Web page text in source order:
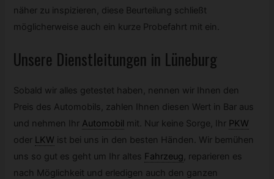
näher zu inspizieren, diese Beurteilung schließt
möglicherweise auch ein kurze Probefahrt mit ein.
Unsere Dienstleitungen in Lüneburg
Sobald wir alles getestet haben, nennen wir Ihnen den
Preis des Automobils, zahlen Ihnen diesen Wert in Bar aus
und nehmen Ihr Automobil mit. Nur keine Sorge, Ihr PKW
oder LKW ist bei uns in den besten Händen. Wir bemühen
uns so gut es geht um Ihr altes Fahrzeug, reparieren es
nach Möglichkeit und erledigen auch den ganzen